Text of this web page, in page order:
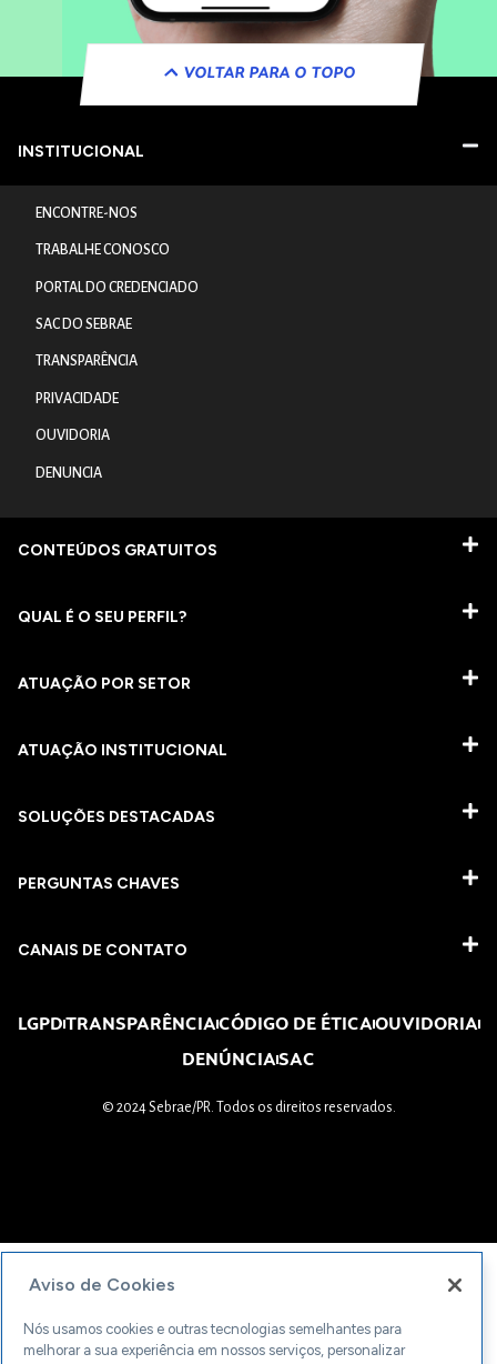
VOLTAR PARA O TOPO
INSTITUCIONAL
ENCONTRE-NOS
TRABALHE CONOSCO
PORTAL DO CREDENCIADO
SAC DO SEBRAE
TRANSPARÊNCIA
PRIVACIDADE
OUVIDORIA
DENUNCIA
CONTEÚDOS GRATUITOS
QUAL É O SEU PERFIL?
ATUAÇÃO POR SETOR
ATUAÇÃO INSTITUCIONAL
SOLUÇÕES DESTACADAS
PERGUNTAS CHAVES​
CANAIS DE CONTATO
LGPDTRANSPARÊNCIACÓDIGO DE ÉTICAOUVIDORIA
DENÚNCIASAC
© 2024 Sebrae/PR. Todos os direitos reservados.
Aviso de Cookies
Nós usamos cookies e outras tecnologias semelhantes para
melhorar a sua experiência em nossos serviços, personalizar